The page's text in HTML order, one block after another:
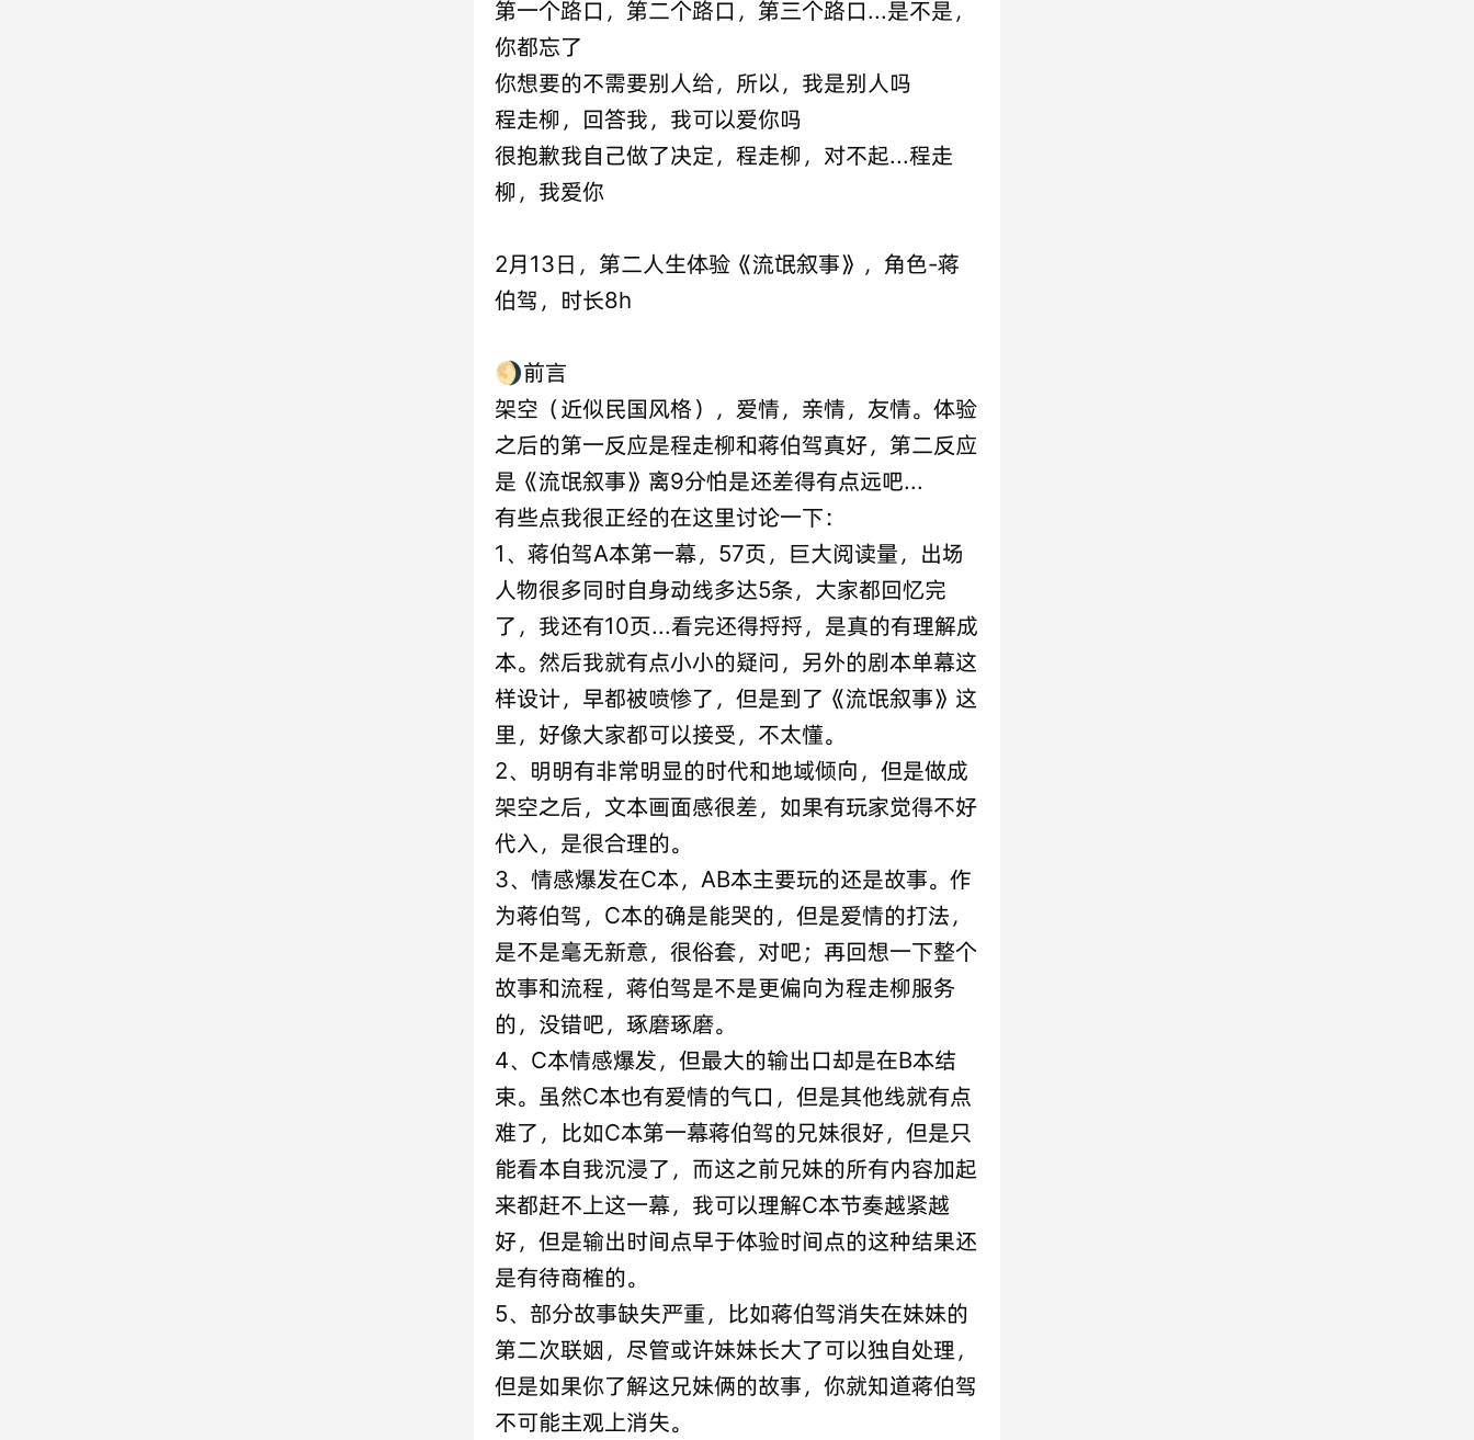
第一个路口，第二个路口，第三个路口...是不是，
你都忘了
你想要的不需要别人给，所以，我是别人吗
程走柳，回答我，我可以爱你吗
很抱歉我自己做了决定，程走柳，对不起...程走
柳，我爱你
2月13日，第二人生体验《流氓叙事》，角色-蒋
伯驾，时长8h
🌖前言
架空（近似民国风格），爱情，亲情，友情。体验
之后的第一反应是程走柳和蒋伯驾真好，第二反应
是《流氓叙事》离9分怕是还差得有点远吧...
有些点我很正经的在这里讨论一下：
1、蒋伯驾A本第一幕，57页，巨大阅读量，出场
人物很多同时自身动线多达5条，大家都回忆完
了，我还有10页...看完还得捋捋，是真的有理解成
本。然后我就有点小小的疑问，另外的剧本单幕这
样设计，早都被喷惨了，但是到了《流氓叙事》这
里，好像大家都可以接受，不太懂。
2、明明有非常明显的时代和地域倾向，但是做成
架空之后，文本画面感很差，如果有玩家觉得不好
代入，是很合理的。
3、情感爆发在C本，AB本主要玩的还是故事。作
为蒋伯驾，C本的确是能哭的，但是爱情的打法，
是不是毫无新意，很俗套，对吧；再回想一下整个
故事和流程，蒋伯驾是不是更偏向为程走柳服务
的，没错吧，琢磨琢磨。
4、C本情感爆发，但最大的输出口却是在B本结
束。虽然C本也有爱情的气口，但是其他线就有点
难了，比如C本第一幕蒋伯驾的兄妹很好，但是只
能看本自我沉浸了，而这之前兄妹的所有内容加起
来都赶不上这一幕，我可以理解C本节奏越紧越
好，但是输出时间点早于体验时间点的这种结果还
是有待商榷的。
5、部分故事缺失严重，比如蒋伯驾消失在妹妹的
第二次联姻，尽管或许妹妹长大了可以独自处理，
但是如果你了解这兄妹俩的故事，你就知道蒋伯驾
不可能主观上消失。